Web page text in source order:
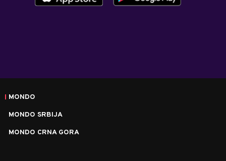
MONDO
MONDO SRBIJA
MONDO CRNA GORA